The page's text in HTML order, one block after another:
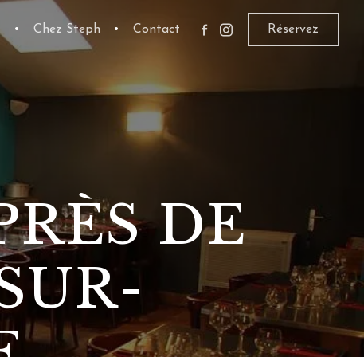
• Chez Steph • Contact Réservez
DE